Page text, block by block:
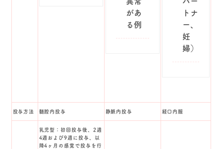
があ
る例
トナ
ー、
妊
婦）
投与方法 髄腔内投与 静脈内投与 経口内服
乳児型：初回投与後、2週
4週および9週に投与、以
降4ヶ月の感覚で投与を行